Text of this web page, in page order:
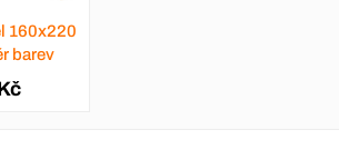
160x220
barev